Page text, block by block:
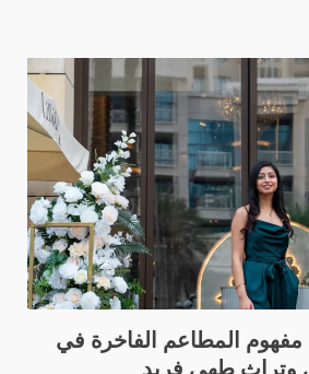
مفهوم المطاعم الفاخرة في
وتراث طهي فريد